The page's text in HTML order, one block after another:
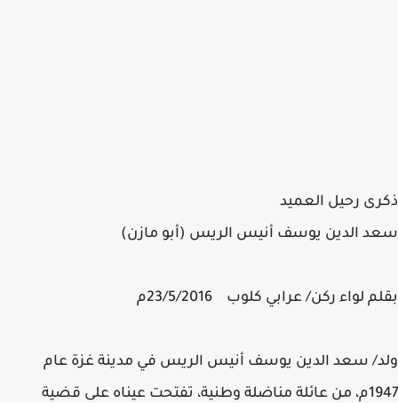
ذكرى رحيل العميد
سعد الدين يوسف أنيس الريس (أبو مازن)
بقلم لواء ركن/ عرابي كلوب 23/5/2016م
ولد/ سعد الدين يوسف أنيس الريس في مدينة غزة عام
1947م، من عائلة مناضلة وطنية، تفتحت عيناه على قضية